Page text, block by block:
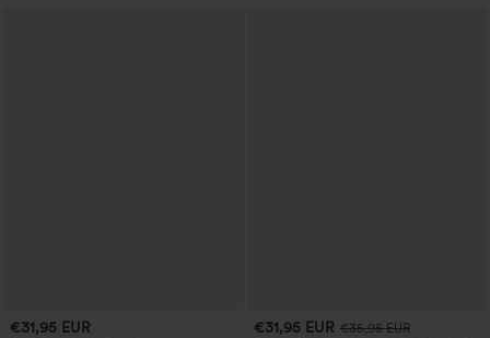
€31,95 EUR €31,95 EUR €35,95 EUR